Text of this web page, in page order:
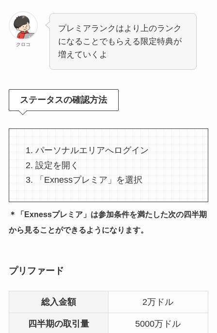
クロコ
プレミアランクはより上のランク
になることでもらえる限定特典が
増えていくよ
ステータスの確認方法
パーソナルエリアへログイン
設定を開く
「Exnessプレミア」を選択
＊「Exnessプレミア」は参加条件を満たした次の四半期
から見ることができるようになります。
プリファード
総入金額 2万ドル
四半期の取引量 5000万ドル